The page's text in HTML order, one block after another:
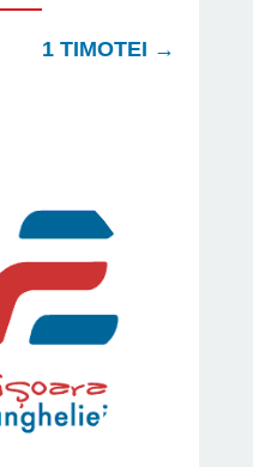
1 TIMOTEI →